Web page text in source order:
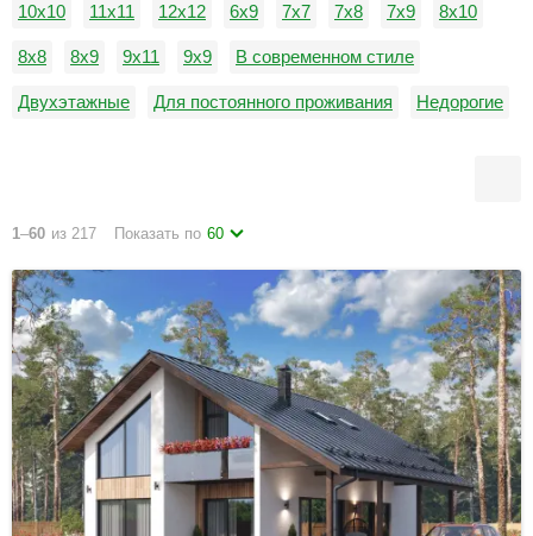
10х10 11х11 12х12 6х9 7х7 7х8 7х9 8х10
8х8 8х9 9х11 9х9 В современном стиле
Двухэтажные Для постоянного проживания Недорогие
1–60 из 217 Показать по 60